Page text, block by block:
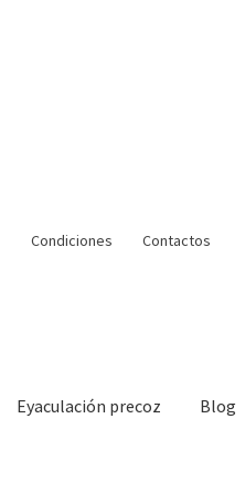
Condiciones Contactos
Eyaculación precoz Blog